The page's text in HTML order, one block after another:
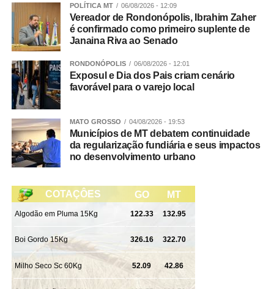
POLÍTICA MT 06/08/2026 - 12:09
Vereador de Rondonópolis, Ibrahim Zaher
é confirmado como primeiro suplente de
Janaina Riva ao Senado
RONDONÓPOLIS 06/08/2026 - 12:01
Exposul e Dia dos Pais criam cenário
favorável para o varejo local
MATO GROSSO 04/08/2026 - 19:53
Municípios de MT debatem continuidade
da regularização fundiária e seus impactos
no desenvolvimento urbano